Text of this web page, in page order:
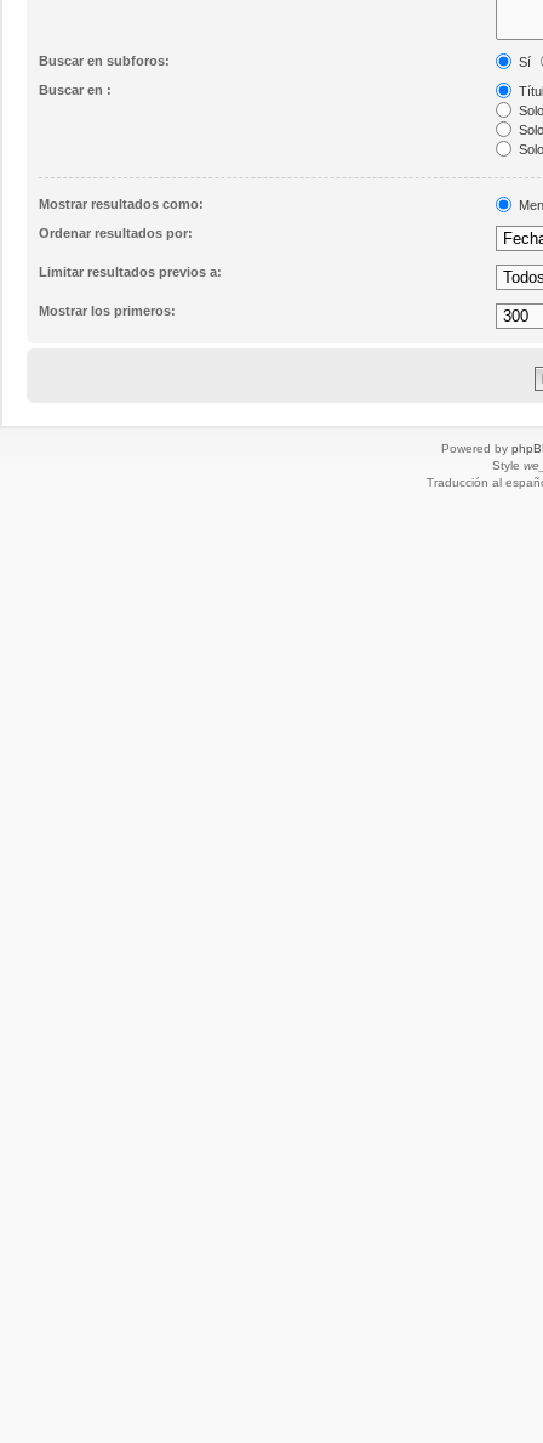
Buscar en subforos:
Sí
Buscar en :
Mostrar resultados como:
Ordenar resultados por:
Limitar resultados previos a:
Mostrar los primeros:
Powered by
Style
Traducción al